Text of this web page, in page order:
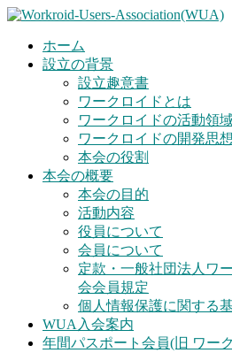
ホーム
設立の背景
設立趣意書
ワークロイドとは
ワークロイドの活動領
ワークロイドの開発思想
本会の役割
本会の概要
本会の目的
活動内容
役員について
会員について
定款・一般社団法人ワ
会会員規定
個人情報保護に関する
WUA入会案内
年間パスポート会員(旧 ワー